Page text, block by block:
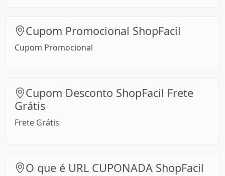
Cupom Promocional ShopFacil
Cupom Promocional
Cupom Desconto ShopFacil Frete
Grátis
Frete Grátis
O que é URL CUPONADA ShopFacil